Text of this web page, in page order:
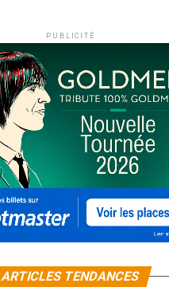
PUBLICITÉ
ARTICLES TENDANCES